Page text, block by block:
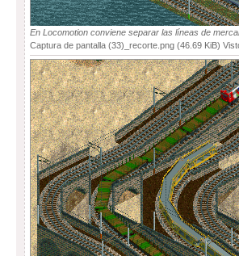
En Locomotion conviene separar las líneas de
Captura de pantalla (33)_recorte.png (46.69 KiB)